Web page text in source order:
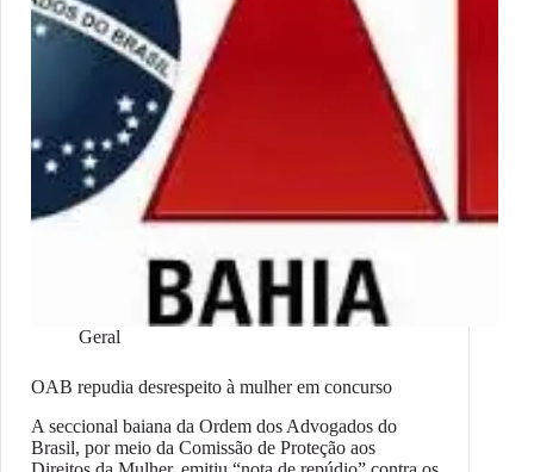
Geral
OAB repudia desrespeito à mulher em concurso
A seccional baiana da Ordem dos Advogados do
Brasil, por meio da Comissão de Proteção aos